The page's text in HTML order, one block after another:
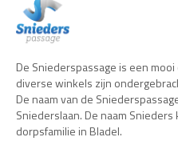
De Sniederspassage is een
diverse winkels zijn
De naam van de
Sniederslaan. De naam
dorpsfamilie in Bladel.